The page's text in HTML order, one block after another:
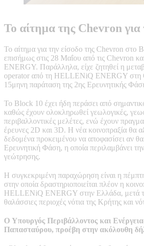
Το αίτημα της Chevron
Το αίτημα για την είσοδο της Chevron στο
επισήμως στις 28 Μαΐου από τις Chevron
ENERGY. Παράλληλα, είχε ζητηθεί η
operator από τη HELLENiQ ENERGY στη
15μηνη παράταση της 2ης Ερευνητικής
Το Block 10 έχει ήδη περάσει από
καθώς έχουν ολοκληρωθεί γεωλογικές,
περιβαλλοντικές μελέτες, ενώ έχουν
έρευνες 2D και 3D. Η νέα κοινοπραξία θα
δεδομένα προκειμένου να αποφασίσει αν
Ερευνητική Φάση, η οποία περιλαμβάνει
γεώτρησης.
Η συγκεκριμένη παραχώρηση είναι η
στην οποία δραστηριοποιείται πλέον η
HELLENiQ ENERGY στην Ελλάδα, μετά
θαλάσσιες περιοχές νότια της Κρήτης και
Ο Υπουργός Περιβάλλοντος και
Παπασταύρου, προέβη στην ακόλουθη